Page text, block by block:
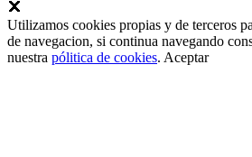
Utilizamos cookies propias y de terceros
de navegacion, si continua navegando
nuestra pólitica de cookies. Aceptar